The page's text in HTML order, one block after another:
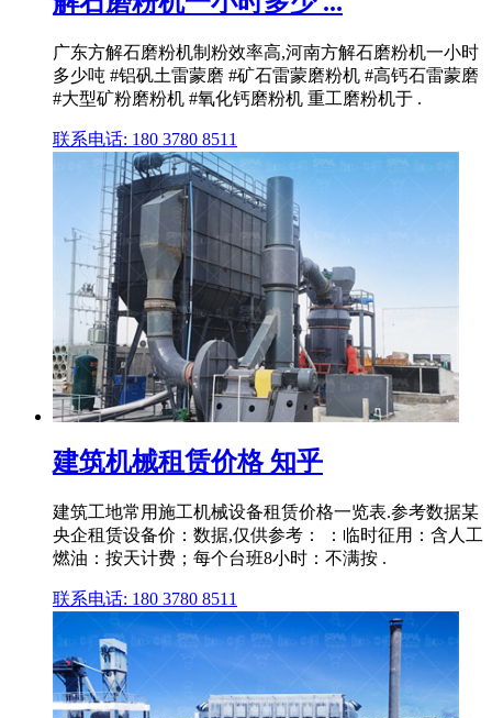
广东方解石磨粉机制粉效率高,河南方解石磨粉机一小时
多少吨 #铝矾土雷蒙磨 #矿石雷蒙磨粉机 #高钙石雷蒙磨
#大型矿粉磨粉机 #氧化钙磨粉机 重工磨粉机于 .
联系电话: 180 3780 8511
建筑机械租赁价格 知乎
建筑工地常用施工机械设备租赁价格一览表.参考数据某
央企租赁设备价：数据,仅供参考： ：临时征用：含人工
燃油：按天计费；每个台班8小时：不满按 .
联系电话: 180 3780 8511